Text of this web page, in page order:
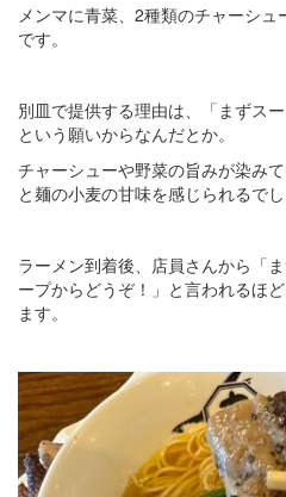
メンマに青菜、2種類のチャーシ
です。
別皿で提供する理由は、「まずス
という願いからなんだとか。
チャーシューや野菜の旨みが染み
と麺の小麦の甘味を感じられるでし
ラーメン到着後、店員さんから「
ープからどうぞ！」と言われるほ
ます。